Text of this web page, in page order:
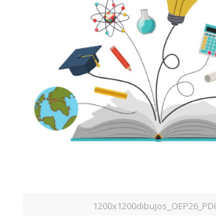
1200x1200dibujos_OEP26_PDI